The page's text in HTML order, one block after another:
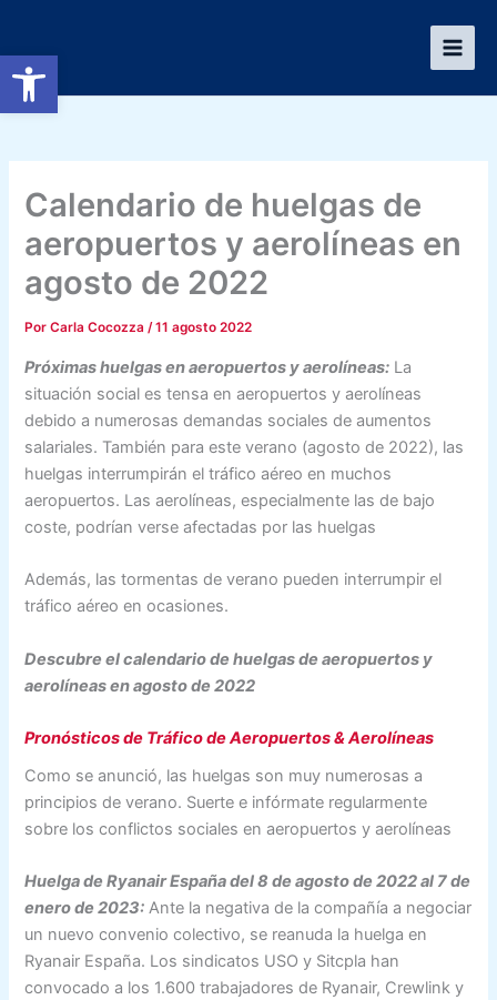
Abrir barra de herramientas
contenido
Calendario de huelgas de
aeropuertos y aerolíneas en
agosto de 2022
PorCarla Cocozza/11 agosto 2022
Próximas huelgas en aeropuertos y aerolíneas: La
situación social es tensa en aeropuertos y aerolíneas
debido a numerosas demandas sociales de aumentos
salariales. También para este verano (agosto de 2022), las
huelgas interrumpirán el tráfico aéreo en muchos
aeropuertos. Las aerolíneas, especialmente las de bajo
coste, podrían verse afectadas por las huelgas
Además, las tormentas de verano pueden interrumpir el
tráfico aéreo en ocasiones.
Descubre el calendario de huelgas de aeropuertos y
aerolíneas en agosto de 2022
Pronósticos de Tráfico de Aeropuertos & Aerolíneas
Como se anunció, las huelgas son muy numerosas a
principios de verano. Suerte e infórmate regularmente
sobre los conflictos sociales en aeropuertos y aerolíneas
Huelga de Ryanair España del 8 de agosto de 2022 al 7 de
enero de 2023: Ante la negativa de la compañía a negociar
un nuevo convenio colectivo, se reanuda la huelga en
Ryanair España. Los sindicatos USO y Sitcpla han
convocado a los 1.600 trabajadores de Ryanair, Crewlink y